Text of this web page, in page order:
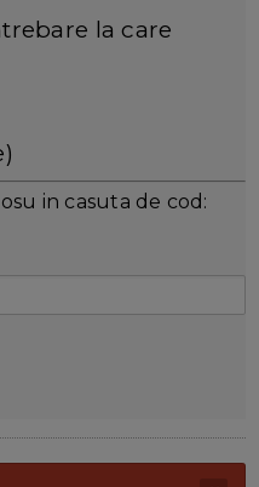
la care
in casuta de cod: